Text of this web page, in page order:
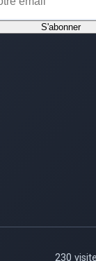
S'abonner
230